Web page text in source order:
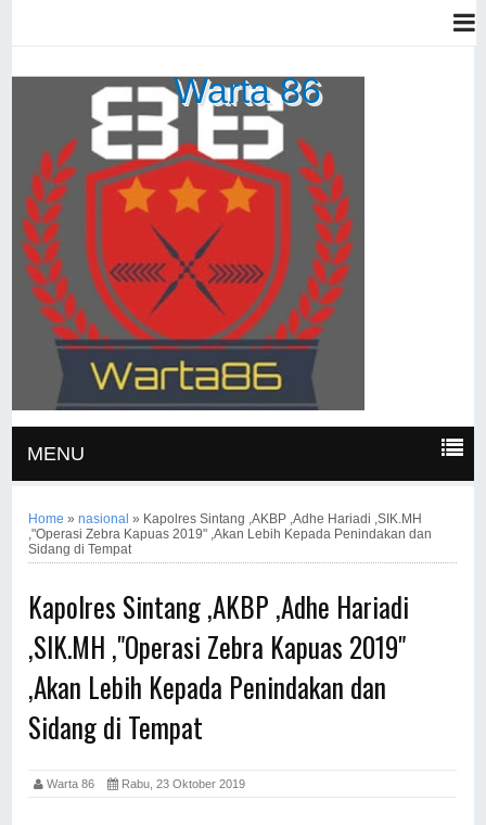
Warta 86
MENU
Home »nasional » Kapolres Sintang ,AKBP ,Adhe Hariadi ,SIK.MH
,"Operasi Zebra Kapuas 2019" ,Akan Lebih Kepada Penindakan dan
Sidang di Tempat
Kapolres Sintang ,AKBP ,Adhe Hariadi
,SIK.MH ,"Operasi Zebra Kapuas 2019"
,Akan Lebih Kepada Penindakan dan
Sidang di Tempat
Warta 86 Rabu, 23 Oktober 2019